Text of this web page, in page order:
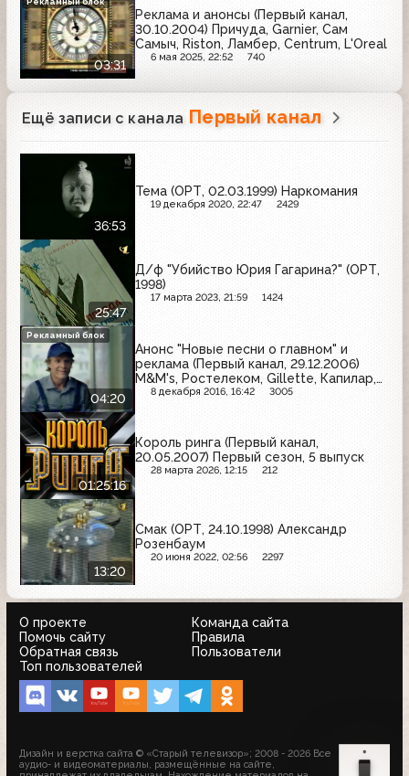
03:31
Реклама и анонсы (Первый канал,
30.10.2004) Причуда, Garnier, Сам
Самыч, Riston, Ламбер, Centrum, L'Oreal
6 мая 2025, 22:52 740
Ещё записи с канала Первый канал
36:53
Тема (ОРТ, 02.03.1999) Наркомания
19 декабря 2020, 22:47 2429
25:47
Д/ф "Убийство Юрия Гагарина?" (ОРТ,
1998)
17 марта 2023, 21:59 1424
04:20
Анонс "Новые песни о главном" и
реклама (Первый канал, 29.12.2006)
M&M's, Ростелеком, Gillette, Капилар,
Prestige, HP, Maestro de Oliva
8 декабря 2016, 16:42 3005
Рекламный блок
01:25:16
Король ринга (Первый канал,
20.05.2007) Первый сезон, 5 выпуск
28 марта 2026, 12:15 212
13:20
Смак (ОРТ, 24.10.1998) Александр
Розенбаум
20 июня 2022, 02:56 2297
О проекте
Команда сайта
Помочь сайту
Правила
Обратная связь
Пользователи
Топ пользователей
Дизайн и верстка сайта © «Старый телевизор»; 2008 - 2026 Все
аудио- и видеоматериалы, размещённые на сайте,